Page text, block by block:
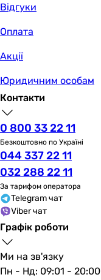
Відгуки
Оплата
Акції
Юридичним особам
Контакти
0 800 33 22 11
Безкоштовно по Україні
044 337 22 11
032 288 22 11
За тарифом оператора
Telegram чат
Viber чат
Графік роботи
Ми на зв'язку
Пн - Нд: 09:01 - 20:00